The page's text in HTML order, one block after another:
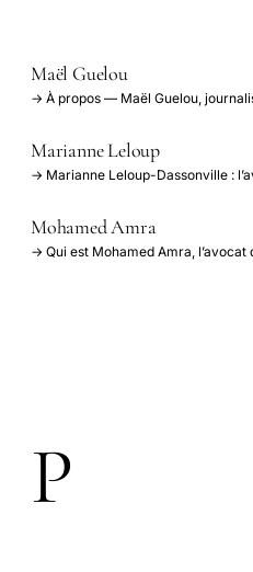
Maël Guelou
→ À propos — Maël Guelou,
Marianne Leloup
→ Marianne Leloup-Dassonville :
Mohamed Amra
→ Qui est Mohamed Amra, l’avocat
P